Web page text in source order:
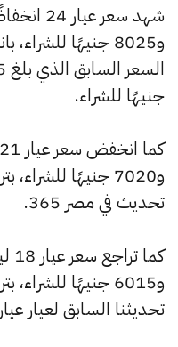
جنيهًا للشراء.
تحديث في مصر 365.
تحديثنا السابق لعيار عيار 18.